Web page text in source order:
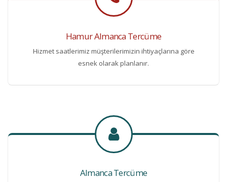
Hamur Almanca Tercüme
Hizmet saatlerimiz müşterilerimizin ihtiyaçlarına göre
esnek olarak planlanır.
Almanca Tercüme